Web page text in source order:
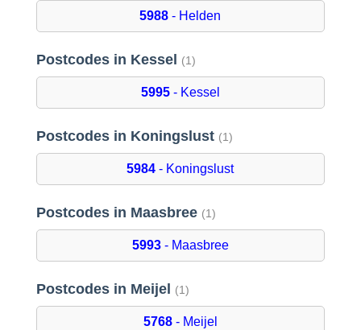
5988 - Helden
Postcodes in Kessel (1)
5995- Kessel
Postcodes in Koningslust (1)
5984 - Koningslust
Postcodes in Maasbree (1)
5993- Maasbree
Postcodes in Meijel (1)
5768- Meijel